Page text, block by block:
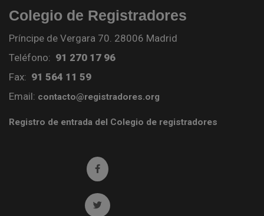
Colegio de Registradores
Príncipe de Vergara 70. 28006 Madrid
Teléfono: 91 270 17 96
Fax: 91 564 11 59
Email: contacto@registradores.org
Registro de entrada del Colegio de registradores
Ir a facebook (abre en ventana nueva)
Ir a twitter (abre en ventana nueva)